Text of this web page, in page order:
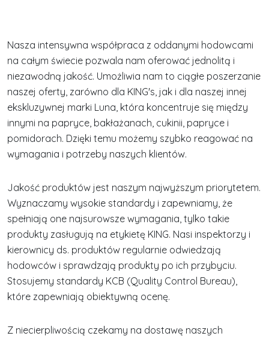
Nasza intensywna współpraca z oddanymi hodowcami
na całym świecie pozwala nam oferować jednolitą i
niezawodną jakość. Umożliwia nam to ciągłe poszerzanie
naszej oferty, zarówno dla KING's, jak i dla naszej innej
ekskluzywnej marki Luna, która koncentruje się między
innymi na papryce, bakłażanach, cukinii, papryce i
pomidorach. Dzięki temu możemy szybko reagować na
wymagania i potrzeby naszych klientów.
Jakość produktów jest naszym najwyższym priorytetem.
Wyznaczamy wysokie standardy i zapewniamy, że
spełniają one najsurowsze wymagania, tylko takie
produkty zasługują na etykietę KING. Nasi inspektorzy i
kierownicy ds. produktów regularnie odwiedzają
hodowców i sprawdzają produkty po ich przybyciu.
Stosujemy standardy KCB (Quality Control Bureau),
które zapewniają obiektywną ocenę.
Z niecierpliwością czekamy na dostawę naszych